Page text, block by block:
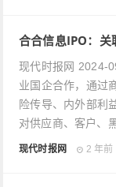
合合信息IPO：关
现代时报网 2024-
业国企合作，通过
险传导、内外部利
对供应商、客户、
现代时报网 2 年前